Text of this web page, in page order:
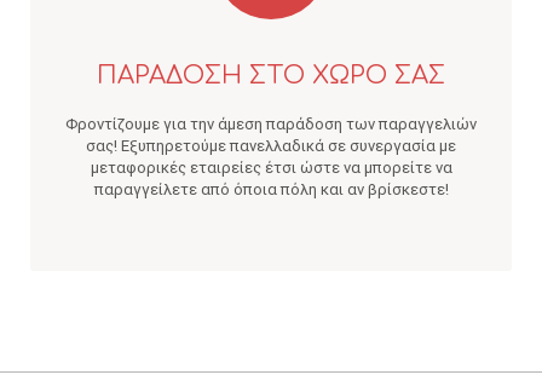
ΠΑΡΑΔΟΣΗ ΣΤΟ ΧΩΡΟ ΣΑΣ
Φροντίζουμε για την άμεση παράδοση των παραγγελιών
σας! Εξυπηρετούμε πανελλαδικά σε συνεργασία με
μεταφορικές εταιρείες έτσι ώστε να μπορείτε να
παραγγείλετε από όποια πόλη και αν βρίσκεστε!